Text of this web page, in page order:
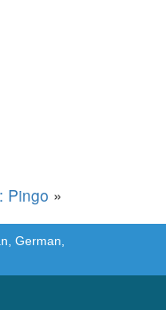
Pingo »
German,